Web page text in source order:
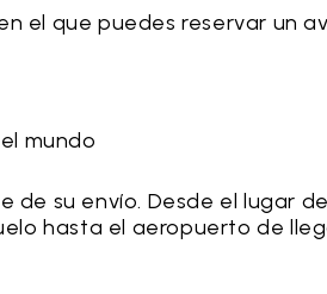
el que puedes reservar un
mundo
de su envío. Desde el lugar
hasta el aeropuerto de